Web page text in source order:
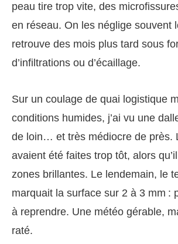
peau tire trop vite, des
en réseau. On les néglige souvent
retrouve des mois plus tard sous
d’infiltrations ou d’écaillage.
Sur un coulage de quai logistique
conditions humides, j’ai vu une
de loin… et très médiocre de près.
avaient été faites trop tôt, alors
zones brillantes. Le lendemain, le
marquait la surface sur 2 à 3 mm :
à reprendre. Une météo gérable,
raté.